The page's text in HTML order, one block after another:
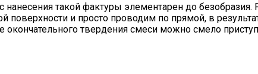
такой фактуры элементарен до безобразия.
и просто проводим по прямой, в
твердения смеси можно смело